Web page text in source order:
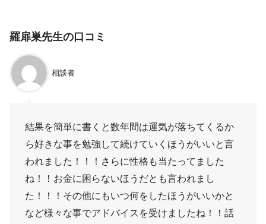
羅扉巣先生の口コミ
相談者
結果を簡単に書くと数年間は運気が落ちてくるか
ら好きな事を勉強して続けていくほうがいいと言
われました！！！さらに性格も当たってました
ね！！お金に困らないほうだとも言われまし
た！！！その他にもいつ何をしたほうがいいかと
など様々な事でアドバイスを受けましたね！！話